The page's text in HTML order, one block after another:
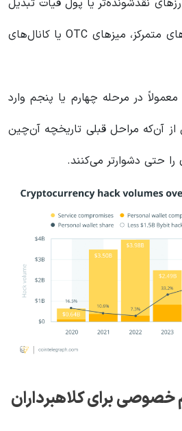
می‌شوند. از طریق صرافی‌های متمرکز، میزهای OTC یا کانال‌های
در مرحله چهارم یا پنجم وارد
آن‌که مراحل قبلی تاریخچه آن‌چین
را حتی دشوارتر می‌کنند.
برای کلاهبرداران